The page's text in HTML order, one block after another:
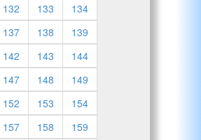
132 133
134
137 138
139
142 143
144
147 148
149
152 153
154
157 158
159